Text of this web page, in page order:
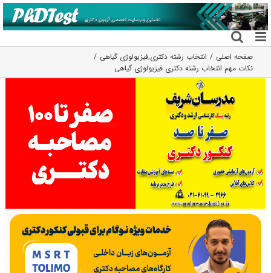
رفتن
به
محتوا
صفحه اصلی انتخاب رشته دکتری,فیزیولوژی گیاهی
نکات مهم انتخاب رشته دکتری فیزیولوژی گیاهی